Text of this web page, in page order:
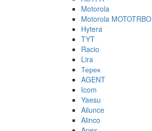
Motorola
Motorola MOTOTRBO
Hytera
TYT
Racio
Lira
Терек
AGENT
Icom
Yaesu
Ailunce
Alinco